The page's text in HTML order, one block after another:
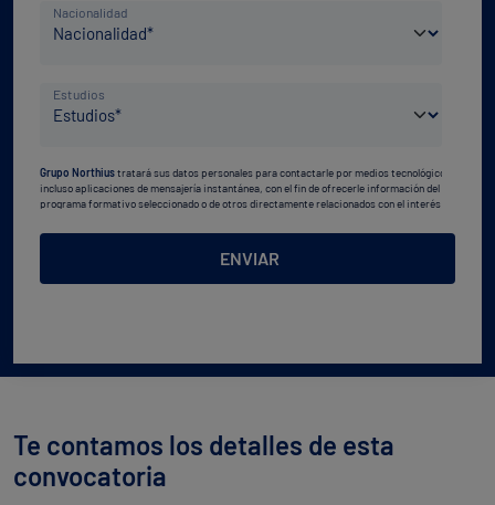
País
de
Nacionalidad
Nivel
de
*
Estudios
Grupo Northiustratará sus datos personales para contactarle por medios tecnológicos,
incluso aplicaciones de mensajería instantánea, con el fin de ofrecerle información del
programa formativo seleccionado o de otros directamente relacionados con el interés
correspondiente. Compartiremos su solicitud con las empresas que conforman elGrupo
servicios de acuerdo a su petición. Quedan reconocidos los derechos de acceso,
rectificación, supresión, oposición, limitación, tal y como se explica en la
ENVIAR
Te contamos los detalles de esta
convocatoria